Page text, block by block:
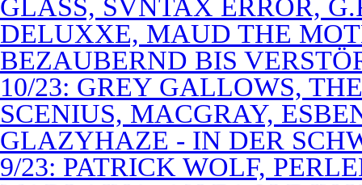
GLASS, SVNTAX ERROR,
DELUXXE, MAUD THE
BEZAUBERND BIS
10/23: GREY GALLOWS,
SCENIUS, MACGRAY,
GLAZYHAZE - IN DER
9/23: PATRICK WOLF,